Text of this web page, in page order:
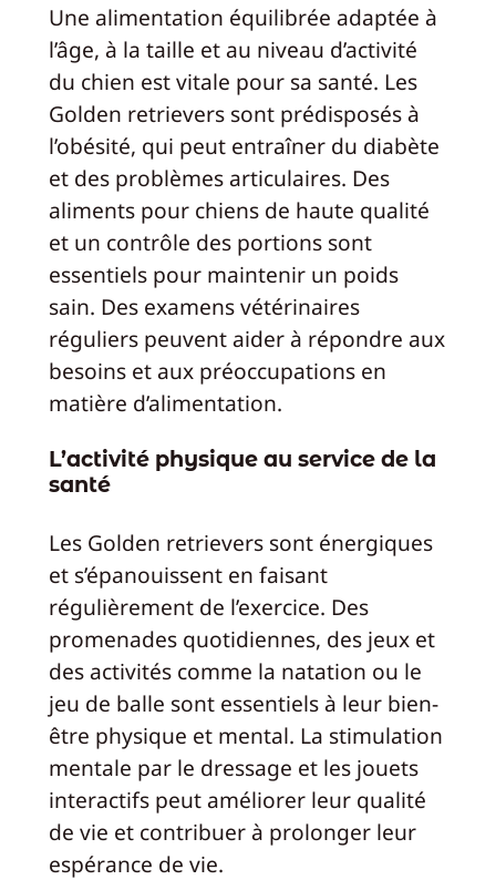
Une alimentation équilibrée adaptée à
l’âge, à la taille et au niveau d’activité
du chien est vitale pour sa santé. Les
Golden retrievers sont prédisposés à
l’obésité, qui peut entraîner du diabète
et des problèmes articulaires. Des
aliments pour chiens de haute qualité
et un contrôle des portions sont
essentiels pour maintenir un poids
sain. Des examens vétérinaires
réguliers peuvent aider à répondre aux
besoins et aux préoccupations en
matière d’alimentation.
L’activité physique au service de la
santé
Les Golden retrievers sont énergiques
et s’épanouissent en faisant
régulièrement de l’exercice. Des
promenades quotidiennes, des jeux et
des activités comme la natation ou le
jeu de balle sont essentiels à leur bien-
être physique et mental. La stimulation
mentale par le dressage et les jouets
interactifs peut améliorer leur qualité
de vie et contribuer à prolonger leur
espérance de vie.